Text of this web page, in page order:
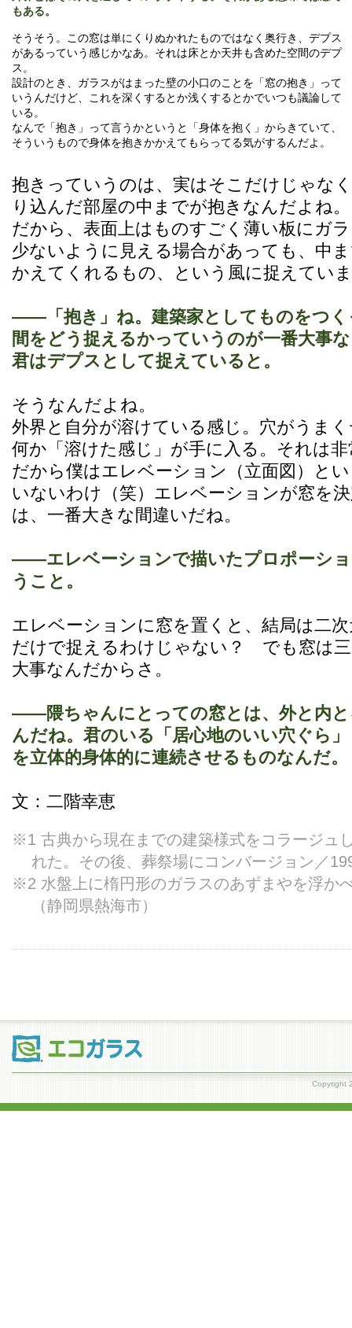
もある。
そうそう。この窓は単にくりぬかれたものではなく奥行き、デプス
があるっていう感じかなあ。それは床とか天井も含めた空間のデプ
ス。
設計のとき、ガラスがはまった壁の小口のことを「窓の抱き」って
いうんだけど、これを深くするとか浅くするとかでいつも議論して
いる。
なんで「抱き」って言うかというと「身体を抱く」からきていて、
そういうもので身体を抱きかかえてもらってる気がするんだよ。
抱きっていうのは、実はそこだけじゃな
り込んだ部屋の中までが抱きなんだよね。
だから、表面上はものすごく薄い板にガ
少ないように見える場合があっても、中
かえてくれるもの、という風に捉えてい
――「抱き」ね。建築家としてものをつく
間をどう捉えるかっていうのが一番大事
君はデプスとして捉えていると。
そうなんだよね。
外界と自分が溶けている感じ。穴がうま
何か「溶けた感じ」が手に入る。それは
だから僕はエレベーション（立面図）と
いないわけ（笑）エレベーションが窓を
は、一番大きな間違いだね。
――エレベーションで描いたプロポーシ
うこと。
エレベーションに窓を置くと、結局は二
だけで捉えるわけじゃない？ でも窓は
大事なんだからさ。
――隈ちゃんにとっての窓とは、外と内
んだね。君のいる「居心地のいい穴ぐら
を立体的身体的に連続させるものなんだ。
文：二階幸恵
※1 古典から現在までの建築様式をコラージュ
れた。その後、葬祭場にコンバージョン／
※2 水盤上に楕円形のガラスのあずまやを浮か
（静岡県熱海市）
Copyright